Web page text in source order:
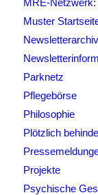
MRE-
Muster
Newsletterarchiv
Parknetz
Pflegebörse
Philosophie
Plötzlich
Projekte
Psychische